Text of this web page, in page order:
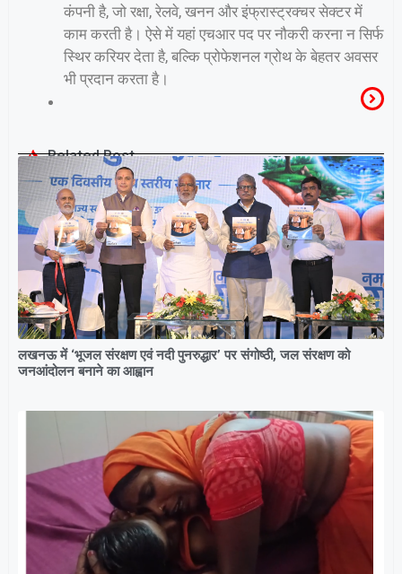
कंपनी है, जो रक्षा, रेलवे, खनन और इंफ्रास्ट्रक्चर सेक्टर में
काम करती है। ऐसे में यहां एचआर पद पर नौकरी करना न सिर्फ
स्थिर करियर देता है, बल्कि प्रोफेशनल ग्रोथ के बेहतर अवसर
भी प्रदान करता है।
Related Post
लखनऊ में ‘भूजल संरक्षण एवं नदी पुनरुद्धार’ पर संगोष्ठी, जल संरक्षण को
जनआंदोलन बनाने का आह्वान